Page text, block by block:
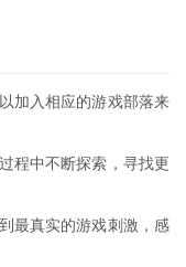
加入相应的游戏部落来
程中不断探索，寻找更
最真实的游戏刺激，感